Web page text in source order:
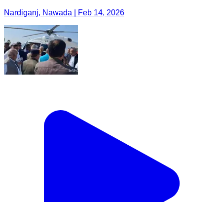
Nardiganj, Nawada | Feb 14, 2026